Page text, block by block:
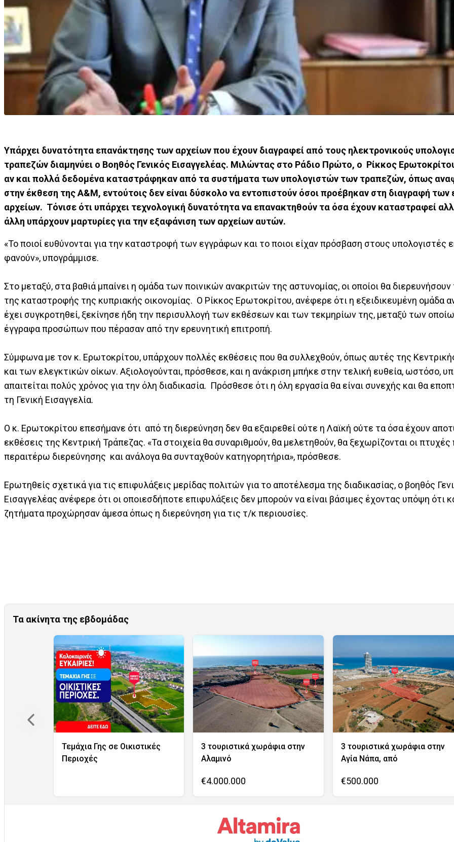
Υπάρχει δυνατότητα επανάκτησης των αρχείων που έχουν διαγραφεί από τους ηλεκτρονικούς
τραπεζών διαμηνύει ο Βοηθός Γενικός Εισαγγελέας. Μιλώντας στο Ράδιο Πρώτο, ο Ρίκκος
αν και πολλά δεδομένα καταστράφηκαν από τα συστήματα των υπολογιστών των τραπεζών, όπως
στην έκθεση της Α&Μ, εντούτοις δεν είναι δύσκολο να εντοπιστούν όσοι προέβηκαν στη διαγραφή των
αρχείων. Τόνισε ότι υπάρχει τεχνολογική δυνατότητα να επανακτηθούν τα όσα έχουν καταστραφεί
άλλη υπάρχουν μαρτυρίες για την εξαφάνιση των αρχείων αυτών.
«Το ποιοί ευθύνονται για την καταστροφή των εγγράφων και το ποιοι είχαν πρόσβαση στους υπολογιστές
φανούν», υπογράμμισε.
Στο μεταξύ, στα βαθιά μπαίνει η ομάδα των ποινικών ανακριτών της αστυνομίας, οι οποίοι θα
της καταστροφής της κυπριακής οικονομίας. Ο Ρίκκος Ερωτοκρίτου, ανέφερε ότι η εξειδικευμένη ομάδα
έχει συγκροτηθεί, ξεκίνησε ήδη την περισυλλογή των εκθέσεων και των τεκμηρίων της, μεταξύ των
έγγραφα προσώπων που πέρασαν από την ερευνητική επιτροπή.
Σύμφωνα με τον κ. Ερωτοκρίτου, υπάρχουν πολλές εκθέσεις που θα συλλεχθούν, όπως αυτές της
και των ελεγκτικών οίκων. Αξιολογούνται, πρόσθεσε, και η ανάκριση μπήκε στην τελική ευθεία, ωστόσο,
απαιτείται πολύς χρόνος για την όλη διαδικασία. Πρόσθεσε ότι η όλη εργασία θα είναι συνεχής και θα
τη Γενική Εισαγγελία.
Ο κ. Ερωτοκρίτου επεσήμανε ότι από τη διερεύνηση δεν θα εξαιρεθεί ούτε η Λαϊκή ούτε τα όσα έχουν
εκθέσεις της Κεντρική Τράπεζας. «Τα στοιχεία θα συναριθμούν, θα μελετηθούν, θα ξεχωρίζονται οι πτυχές
περαιτέρω διερεύνησης και ανάλογα θα συνταχθούν κατηγορητήρια», πρόσθεσε.
Ερωτηθείς σχετικά για τις επιφυλάξεις μερίδας πολιτών για το αποτέλεσμα της διαδικασίας, ο βοηθός
Εισαγγελέας ανέφερε ότι οι οποιεσδήποτε επιφυλάξεις δεν μπορούν να είναι βάσιμες έχοντας υπόψη ότι
ζητήματα προχώρησαν άμεσα όπως η διερεύνηση για τις τ/κ περιουσίες.
Τα ακίνητα της εβδομάδας
Τεμάχια Γης σε Οικιστικές
Περιοχές
3 τουριστικά χωράφια στην
Αλαμινό
€4.000.000
3 τουριστικά χωράφια στην
Αγία Νάπα, από
€500.000